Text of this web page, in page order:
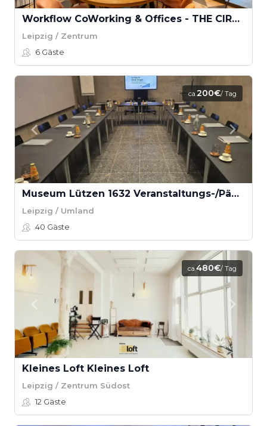
Workflow CoWorking & Offices - THE CIRCLE LOUNGE
Leipzig / Zentrum
6 Gäste
ca.200€/ Tag
Museum Lützen 1632 Veranstaltungs-/Pädagogikraum
Leipzig / Umland
40 Gäste
ca.480€/ Tag
Kleines Loft Kleines Loft
Leipzig / Zentrum Südost
12 Gäste